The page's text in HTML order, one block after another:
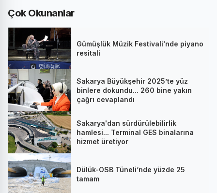
Çok Okunanlar
Gümüşlük Müzik Festivali'nde piyano
resitali
Sakarya Büyükşehir 2025’te yüz
binlere dokundu... 260 bine yakın
çağrı cevaplandı
Sakarya'dan sürdürülebilirlik
hamlesi... Terminal GES binalarına
hizmet üretiyor
Dülük-OSB Tüneli’nde yüzde 25
tamam